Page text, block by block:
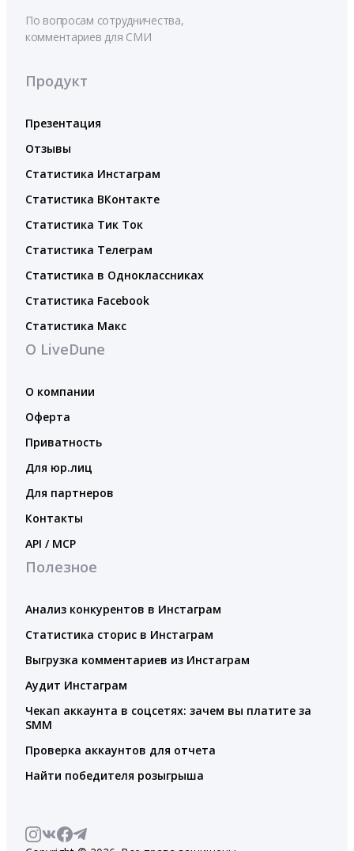
По вопросам сотрудничества,
комментариев для СМИ
Продукт
Презентация
Отзывы
Статистика Инстаграм
Статистика ВКонтакте
Статистика Тик Ток
Статистика Телеграм
Статистика в Одноклассниках
Статистика Facebook
Статистика Макс
О LiveDune
О компании
Оферта
Приватность
Для юр.лиц
Для партнеров
Контакты
API / MCP
Полезное
Анализ конкурентов в Инстаграм
Статистика сторис в Инстаграм
Выгрузка комментариев из Инстаграм
Аудит Инстаграм
Чекап аккаунта в соцсетях: зачем вы платите за
SMM
Проверка аккаунтов для отчета
Найти победителя розыгрыша